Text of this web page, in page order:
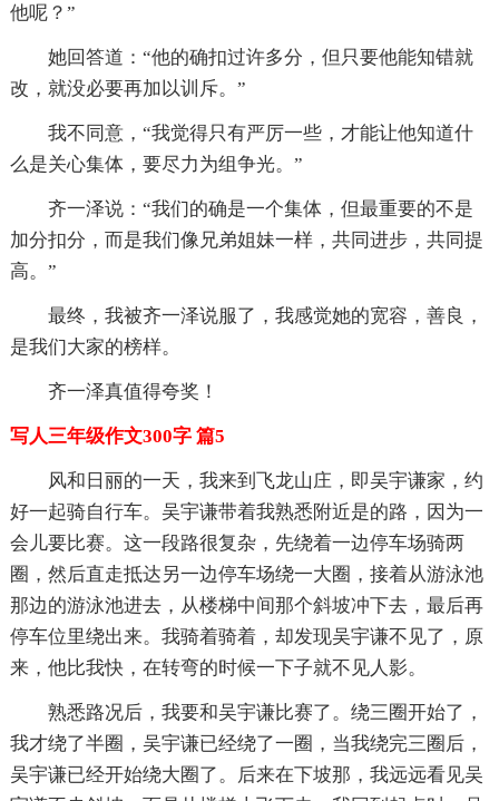
他呢？”
她回答道：“他的确扣过许多分，但只要他能知错就
改，就没必要再加以训斥。”
我不同意，“我觉得只有严厉一些，才能让他知道什
么是关心集体，要尽力为组争光。”
齐一泽说：“我们的确是一个集体，但最重要的不是
加分扣分，而是我们像兄弟姐妹一样，共同进步，共同提
高。”
最终，我被齐一泽说服了，我感觉她的宽容，善良，
是我们大家的榜样。
齐一泽真值得夸奖！
写人三年级作文300字 篇5
风和日丽的一天，我来到飞龙山庄，即吴宇谦家，约
好一起骑自行车。吴宇谦带着我熟悉附近是的路，因为一
会儿要比赛。这一段路很复杂，先绕着一边停车场骑两
圈，然后直走抵达另一边停车场绕一大圈，接着从游泳池
那边的游泳池进去，从楼梯中间那个斜坡冲下去，最后再
停车位里绕出来。我骑着骑着，却发现吴宇谦不见了，原
来，他比我快，在转弯的时候一下子就不见人影。
熟悉路况后，我要和吴宇谦比赛了。绕三圈开始了，
我才绕了半圈，吴宇谦已经绕了一圈，当我绕完三圈后，
吴宇谦已经开始绕大圈了。后来在下坡那，我远远看见吴